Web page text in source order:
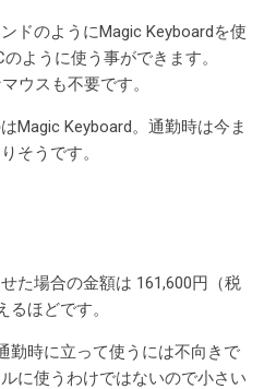
ドのようにMagic Keyboardを使
ように使う事ができます。
ウスも不要です。
Magic Keyboard。通勤時は今ま
そうです。
た場合の金額は 161,600円（税
ほどです。
勤時に立って使うには不向きで
に使うわけではないので小さい